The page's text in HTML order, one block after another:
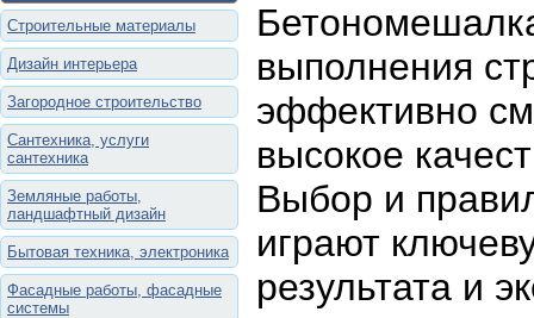
Строительные материалы
Дизайн интерьера
Загородное строительство
Сантехника, услуги
сантехника
Земляные работы,
ландшафтный дизайн
Бытовая техника, электроника
Фасадные работы, фасадные
системы
выполнения
эффективно
высокое
Выбор и
играют
результата и